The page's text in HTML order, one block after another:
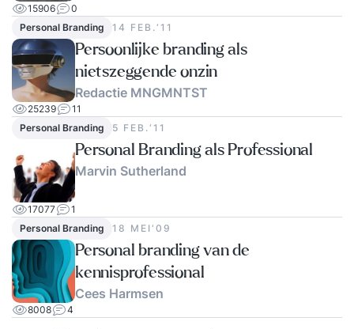
15906
0
Personal Branding
14 FEB.‘11
Persoonlijke branding als
nietszeggende onzin
Redactie MNGMNTST
25239
11
Personal Branding
5 FEB.‘11
Personal Branding als Professional
Marvin Sutherland
17077
1
Personal Branding
18 MEI‘09
Personal branding van de
kennisprofessional
Cees Harmsen
8008 4